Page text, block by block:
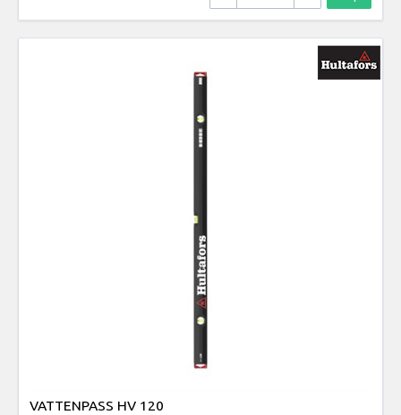
VATTENPASS HV 120